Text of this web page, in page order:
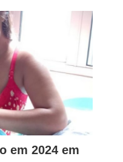
em 2024 em